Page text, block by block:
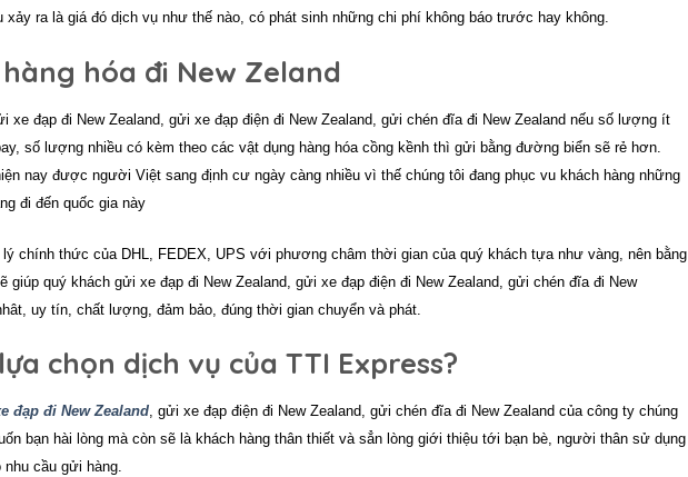
xảy ra là giá đó dịch vụ như thế nào, có phát sinh những chi phí không báo trước hay không.
hóa đi New Zeland
xe đạp đi New Zealand, gửi xe đạp điện đi New Zealand, gửi chén đĩa đi New Zealand nếu số lượng ít
số lượng nhiều có kèm theo các vật dụng hàng hóa cồng kềnh thì gửi bằng đường biển sẽ rẻ hơn.
nay được người Việt sang định cư ngày càng nhiều vì thế chúng tôi đang phục vu khách hàng những
đi đến quốc gia này
chính thức của DHL, FEDEX, UPS với phương châm thời gian của quý khách tựa như vàng, nên bằng
giúp quý khách gửi xe đạp đi New Zealand, gửi xe đạp điện đi New Zealand, gửi chén đĩa đi New
uy tín, chất lượng, đảm bảo, đúng thời gian chuyển và phát.
chọn dịch vụ của TTI Express?
đạp đi New Zealand, gửi xe đạp điện đi New Zealand, gửi chén đĩa đi New Zealand của công ty chúng
bạn hài lòng mà còn sẽ là khách hàng thân thiết và sẳn lòng giới thiệu tới bạn bè, người thân sử dụng
cầu gửi hàng.